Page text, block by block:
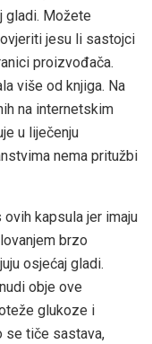
gladi. Možete
jesu li sastojci
proizvođača.
više od knjiga. Na
na internetskim
u liječenju
nema pritužbi
ovih kapsula jer imaju
brzo
osjećaj gladi.
obje ove
glukoze i
se tiče sastava,